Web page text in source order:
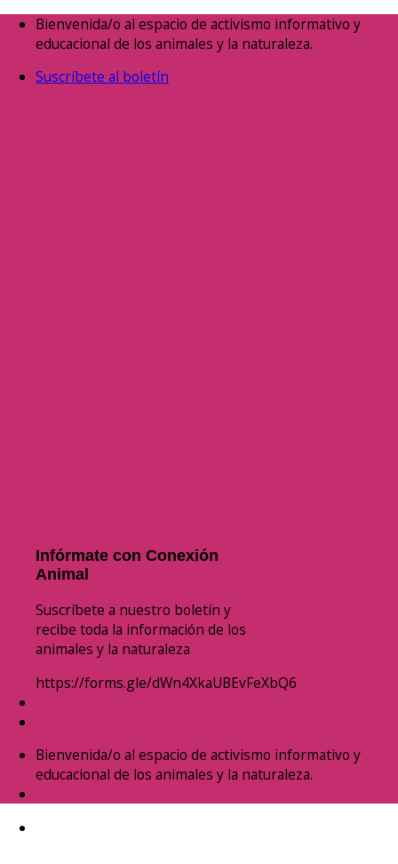
Saltar Bienvenida/o al espacio de activismo informativo y
educacional de los animales y la naturaleza.
Suscríbete al boletín
Infórmate con Conexión
Animal
Suscríbete a nuestro boletín y
recibe toda la información de los
animales y la naturaleza
https://forms.gle/dWn4XkaUBEvFeXbQ6
Bienvenida/o al espacio de activismo informativo y
educacional de los animales y la naturaleza.